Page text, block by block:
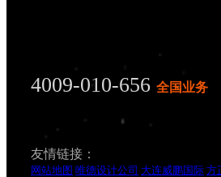
4009-010-656 全国业务
友情链接：
网站地图 唯德设计公司 大连威鹏国际 方